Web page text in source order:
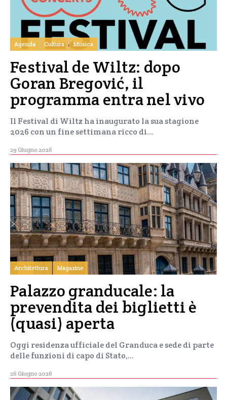
Agenda Cultura Musica
Festival de Wiltz: dopo
Goran Bregović, il
programma entra nel vivo
Il Festival di Wiltz ha inaugurato la sua stagione
2026 con un fine settimana ricco di…
29 Giugno 2026
Architettura Magazine
Palazzo granducale: la
prevendita dei biglietti è
(quasi) aperta
Oggi residenza ufficiale del Granduca e sede di parte
delle funzioni di capo di Stato,…
26 Giugno 2026